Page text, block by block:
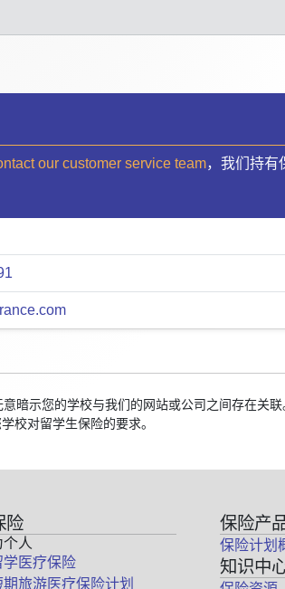
our customer service team，我们持有
暗示您的学校与我们的网站或公司之间存在关
校对留学生保险的要求。
险
个人
学医疗保险
期旅游医疗保险计划
保险产
保险计划
知识中